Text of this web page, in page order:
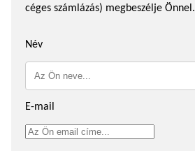
céges számlázás) megbeszélje Önnel.
Név
E-mail